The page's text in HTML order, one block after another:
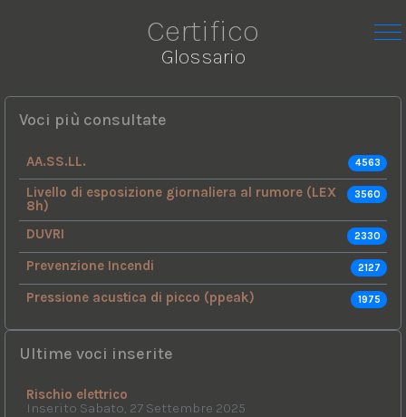
Certifico
Glossario
Voci più consultate
AA.SS.LL. 4563
Livello di esposizione giornaliera al rumore (LEX
8h)
3560
DUVRI 2330
Prevenzione Incendi 2127
Pressione acustica di picco (ppeak) 1975
Ultime voci inserite
Rischio elettrico
Inserito Sabato, 27 Settembre 2025